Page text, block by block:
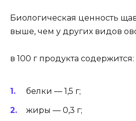
Биологическая ценность
выше, чем у других видов
в 100 г продукта содержится:
белки — 1,5 г;
жиры — 0,3 г;